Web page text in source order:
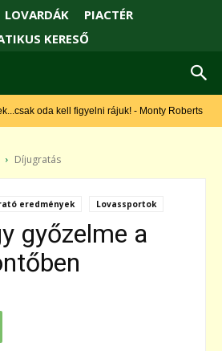
LOVARDÁK
PIACTÉR
KERESŐ
oda kell figyelni rájuk! - Monty Roberts
Díjugratás
eredmények Lovassportok
győzelme a